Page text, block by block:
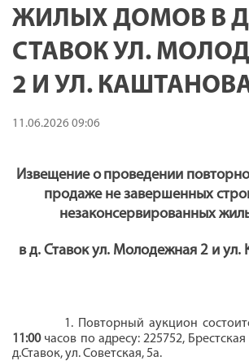
ЖИЛЫХ ДОМОВ В
СТАВОК УЛ.
2 И УЛ.
11.06.2026 09:06
Извещениео проведении
продаже не завершенных
незаконсервированных
в д. Ставок ул. Молодежная 2 и ул.
1. Повторный аукцион
11:00 часов по адресу: 225752,
д.Ставок, ул. Советская, 5а.